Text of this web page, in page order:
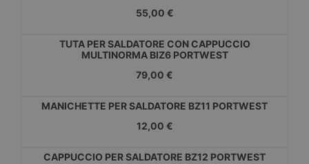
55,00 €
TUTA PER SALDATORE CON CAPPUCCIO
MULTINORMA BIZ6 PORTWEST
79,00 €
MANICHETTE PER SALDATORE BZ11 PORTWEST
12,00 €
CAPPUCCIO PER SALDATORE BZ12 PORTWEST